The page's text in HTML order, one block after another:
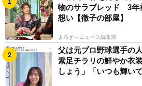
物のサラブレッド 3年
想い【徹子の部屋】
よろず～ニュース編集部
父は元プロ野球選手の
素足チラリの鮮やか衣
しょう」「いつも輝い